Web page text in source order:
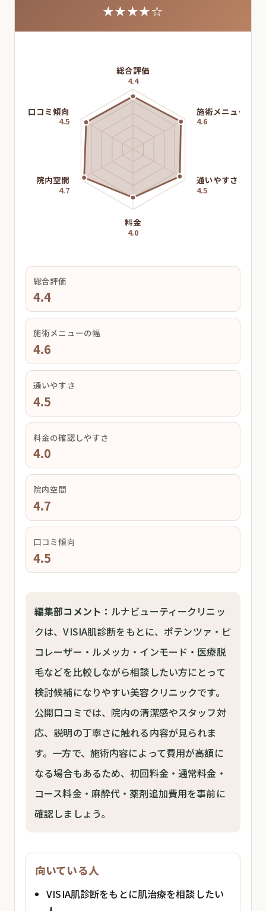
★★★★☆
総合評価
4.4
施術メニュー
4.6
通いやすさ
4.5
料金
4.0
院内空間
4.7
口コミ傾向
4.5
総合評価
4.4
施術メニューの幅
4.6
通いやすさ
4.5
料金の確認しやすさ
4.0
院内空間
4.7
口コミ傾向
4.5
編集部コメント： ルナビューティークリニッ
クは、VISIA肌診断をもとに、ポテンツァ・ピ
コレーザー・ルメッカ・インモード・医療脱
毛などを比較しながら相談したい方にとって
検討候補になりやすい美容クリニックです。
公開口コミでは、院内の清潔感やスタッフ対
応、説明の丁寧さに触れる内容が見られま
す。一方で、施術内容によって費用が高額に
なる場合もあるため、初回料金・通常料金・
コース料金・麻酔代・薬剤追加費用を事前に
確認しましょう。
向いている人
VISIA肌診断をもとに肌治療を相談したい